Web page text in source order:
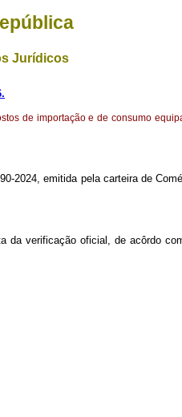
Jurídicos
de importação e de consumo
2024, emitida pela carteira de
da verificação oficial, de acôrdo